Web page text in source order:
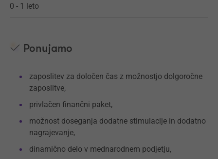
0 - 1 leto
Ponujamo
zaposlitev za določen čas z možnostjo dolgoročne
zaposlitve,
privlačen finančni paket,
možnost doseganja dodatne stimulacije in dodatno
nagrajevanje,
dinamično delo v mednarodnem podjetju,